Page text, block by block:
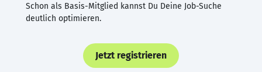
Schon als Basis-Mitglied kannst Du Deine Job-Suche
deutlich optimieren.
Jetzt registrieren